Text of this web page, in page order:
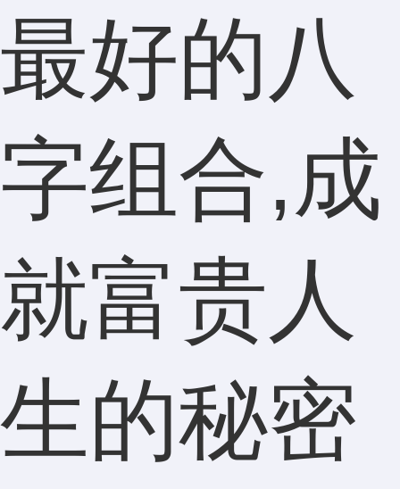
最好的八
字组合,成
就富贵人
生的秘密